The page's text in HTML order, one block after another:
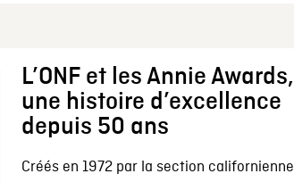
L’ONF et les Annie Awards,
une histoire d’excellence
depuis 50 ans
Créés en 1972 par la section californienne